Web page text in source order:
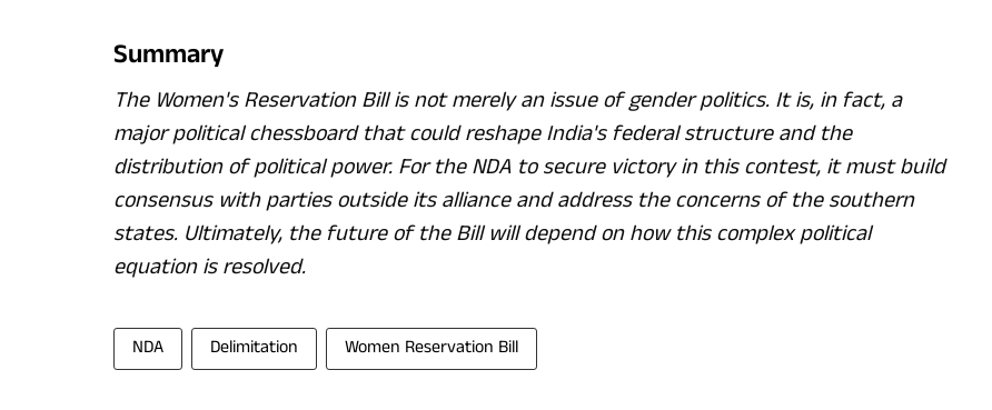
Summary
The Women's Reservation Bill is not merely an issue of gender politics. It is, in fact, a
major political chessboard that could reshape India's federal structure and the
distribution of political power. For the NDA to secure victory in this contest, it must build
consensus with parties outside its alliance and address the concerns of the southern
states. Ultimately, the future of the Bill will depend on how this complex political
equation is resolved.
NDA Delimitation Women Reservation Bill